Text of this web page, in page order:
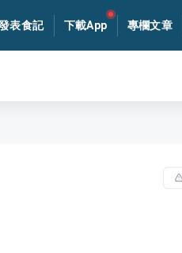
表食記 下載App 專欄文章